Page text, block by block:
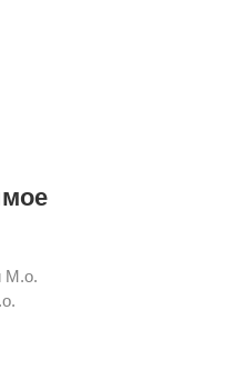
М.о.